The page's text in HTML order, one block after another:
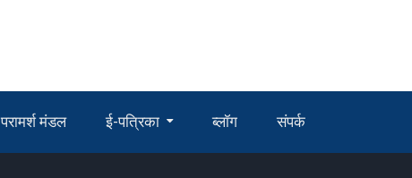
परामर्श मंडल ई-पत्रिका ब्लॉग संपर्क